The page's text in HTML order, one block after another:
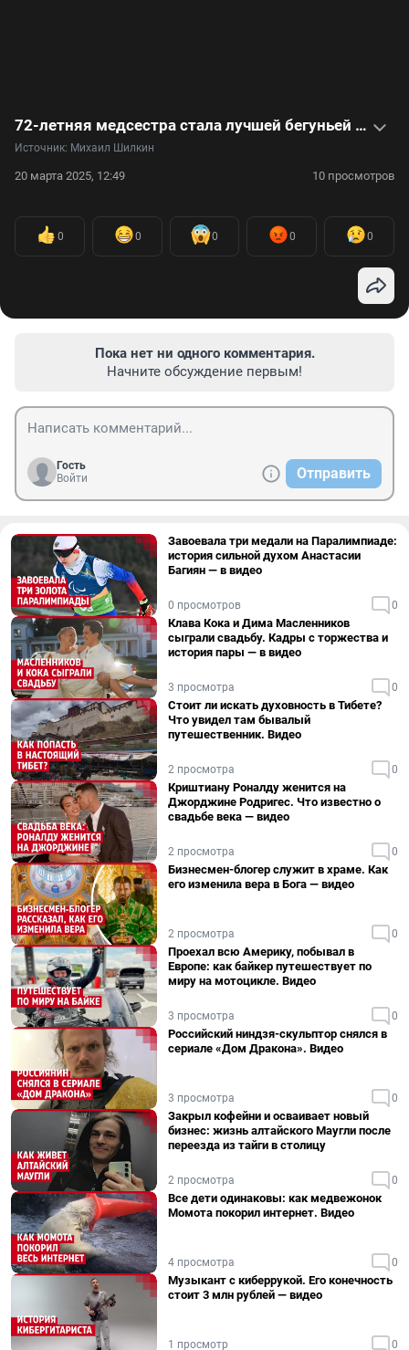
72-летняя медсестра стала лучшей бегуньей России в своем возрасте. Видеоинтервью
Источник: Михаил Шилкин
20 марта 2025, 12:49 10 просмотров
0 0 0 0 0
Пока нет ни одного комментария.
Начните обсуждение первым!
Гость
Войти
Отправить
Завоевала три медали на Паралимпиаде:
история сильной духом Анастасии
Багиян — в видео
0 просмотров 0
Клава Кока и Дима Масленников
сыграли свадьбу. Кадры с торжества и
история пары — в видео
3 просмотра 0
Стоит ли искать духовность в Тибете?
Что увидел там бывалый
путешественник. Видео
2 просмотра 0
Криштиану Роналду женится на
Джорджине Родригес. Что известно о
свадьбе века — видео
2 просмотра 0
Бизнесмен-блогер служит в храме. Как
его изменила вера в Бога — видео
2 просмотра 0
Проехал всю Америку, побывал в
Европе: как байкер путешествует по
миру на мотоцикле. Видео
3 просмотра 0
Российский ниндзя-скульптор снялся в
сериале «Дом Дракона». Видео
3 просмотра 0
Закрыл кофейни и осваивает новый
бизнес: жизнь алтайского Маугли после
переезда из тайги в столицу
2 просмотра 0
Все дети одинаковы: как медвежонок
Момота покорил интернет. Видео
4 просмотра 0
Музыкант с киберрукой. Его конечность
стоит 3 млн рублей — видео
1 просмотр 0